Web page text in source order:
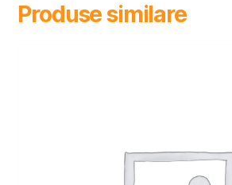
Produse similare